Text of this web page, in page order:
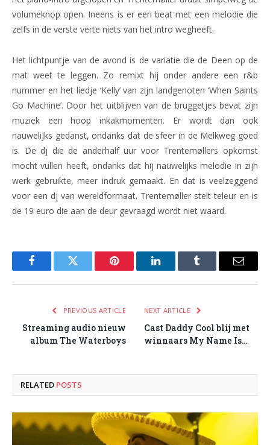
volumeknop open. Ineens is er een beat met een melodie die
zelfs in de verste verte niets van het intro wegheeft.
Het lichtpuntje van de avond is de variatie die de Deen op de
mat weet te leggen. Zo remixt hij onder andere een r&b
nummer en het liedje ‘Kelly’ van zijn landgenoten ‘When Saints
Go Machine’. Door het uitblijven van de bruggetjes bevat zijn
muziek een hoop inkakmomenten. Er wordt dan ook
nauwelijks gedanst, ondanks dat de sfeer in de Melkweg goed
is. De dj die de anderhalf uur voor Trentemøllers opkomst
mocht vullen heeft, ondanks dat hij nauwelijks melodie in zijn
werk gebruikte, meer indruk gemaakt. En dat is veelzeggend
voor een dj van wereldformaat. Trentemøller stelt teleur en is
de 19 euro die aan de deur gevraagd wordt niet waard.
FacebookTwitter Pinterest LinkedInTumblr Email
PREVIOUS ARTICLE
Streaming audio nieuw
album The Waterboys
NEXT ARTICLE
Cast Daddy Cool blij met
winnaars My Name Is…
RELATED POSTS